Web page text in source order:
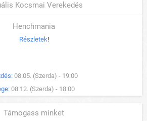
Kocsmai Verekedés
Henchmania
Részletek!
08.05. (Szerda) - 19:00
08.12. (Szerda) - 18:00
Támogass minket